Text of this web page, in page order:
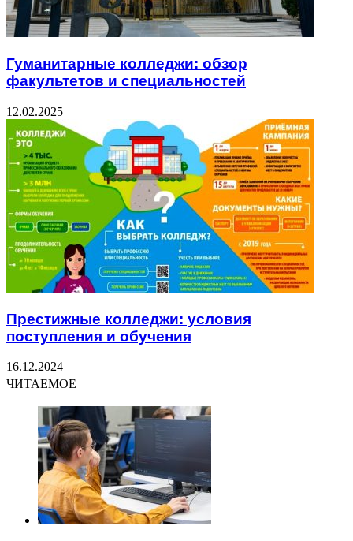
Гуманитарные колледжи: обзор
факультетов и специальностей
12.02.2025
Престижные колледжи: условия
поступления и обучения
16.12.2024
ЧИТАЕМОЕ